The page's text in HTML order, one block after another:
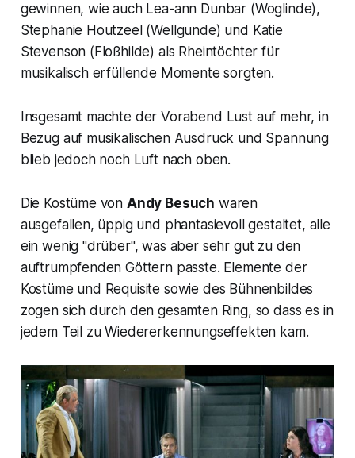
gewinnen, wie auch Lea-ann Dunbar (Woglinde),
Stephanie Houtzeel (Wellgunde) und Katie
Stevenson (Floßhilde) als Rheintöchter für
musikalisch erfüllende Momente sorgten.
Insgesamt machte der Vorabend Lust auf mehr, in
Bezug auf musikalischen Ausdruck und Spannung
blieb jedoch noch Luft nach oben.
Die Kostüme von Andy Besuch waren
ausgefallen, üppig und phantasievoll gestaltet, alle
ein wenig "drüber", was aber sehr gut zu den
auftrumpfenden Göttern passte. Elemente der
Kostüme und Requisite sowie des Bühnenbildes
zogen sich durch den gesamten Ring, so dass es in
jedem Teil zu Wiedererkennungseffekten kam.